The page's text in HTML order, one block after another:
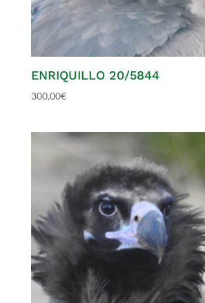
ENRIQUILLO 20/5844
300,00€